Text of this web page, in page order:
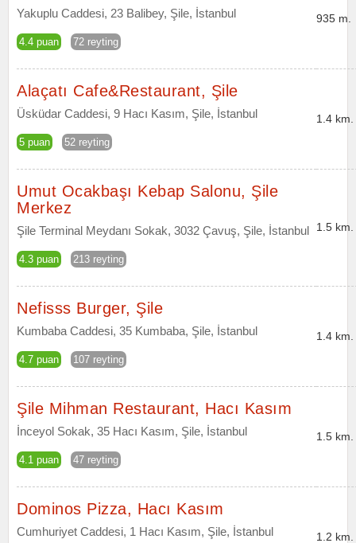
Yakuplu Caddesi, 23 Balibey, Şile, İstanbul
4.4 puan 72 reyting
935 m.
Alaçatı Cafe&Restaurant, Şile
Üsküdar Caddesi, 9 Hacı Kasım, Şile, İstanbul
5 puan 52 reyting
1.4 km.
Umut Ocakbaşı Kebap Salonu, Şile
Merkez
Şile Terminal Meydanı Sokak, 3032 Çavuş, Şile, İstanbul
4.3 puan 213 reyting
1.5 km.
Nefisss Burger, Şile
Kumbaba Caddesi, 35 Kumbaba, Şile, İstanbul
4.7 puan 107 reyting
1.4 km.
Şile Mihman Restaurant, Hacı Kasım
İnceyol Sokak, 35 Hacı Kasım, Şile, İstanbul
4.1 puan 47 reyting
1.5 km.
Dominos Pizza, Hacı Kasım
Cumhuriyet Caddesi, 1 Hacı Kasım, Şile, İstanbul 1.2 km.